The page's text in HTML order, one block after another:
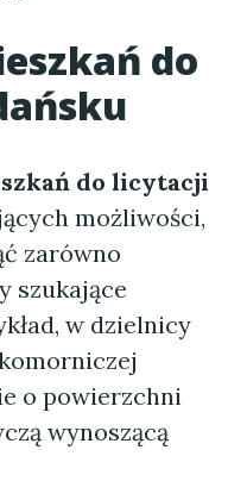
do
do licytacji
możliwości,
zarówno
szukające
w dzielnicy
o powierzchni
wynoszącą